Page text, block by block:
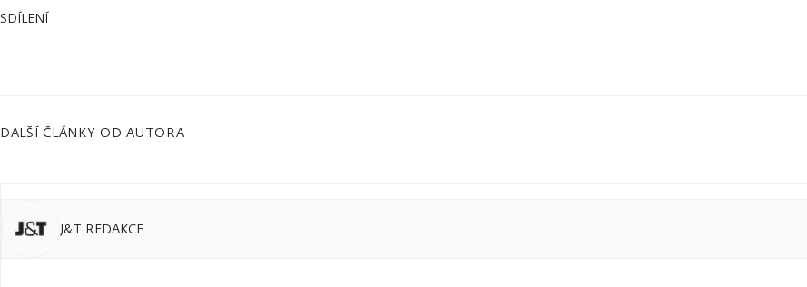
SDÍLENÍ
DALŠÍ ČLÁNKY OD AUTORA
J&T REDAKCE